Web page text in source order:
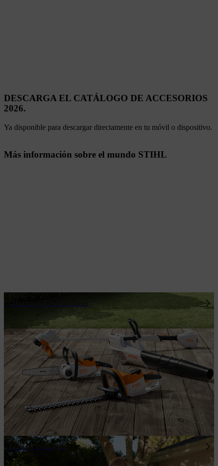
DESCARGA EL CATÁLOGO DE ACCESORIOS
2026.
Ya disponible para descargar directamente en tu móvil o dispositivo.
Más información sobre el mundo STIHL
Ofertas y Promociones
Guías y consejos